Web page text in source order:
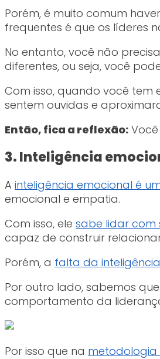
Porém, é muito comum haver
frequentes é que os líderes
No entanto, você não
diferentes, ou seja, você
Com isso, quando você tem
sentem ouvidas e
Então, fica a reflexão:
3. Inteligência
A inteligência emocional é
emocional e empatia.
Com isso, ele sabe lidar com
capaz de construir
Porém, a falta da
Por outro lado, sabemos
comportamento da
Por isso que na metodologia